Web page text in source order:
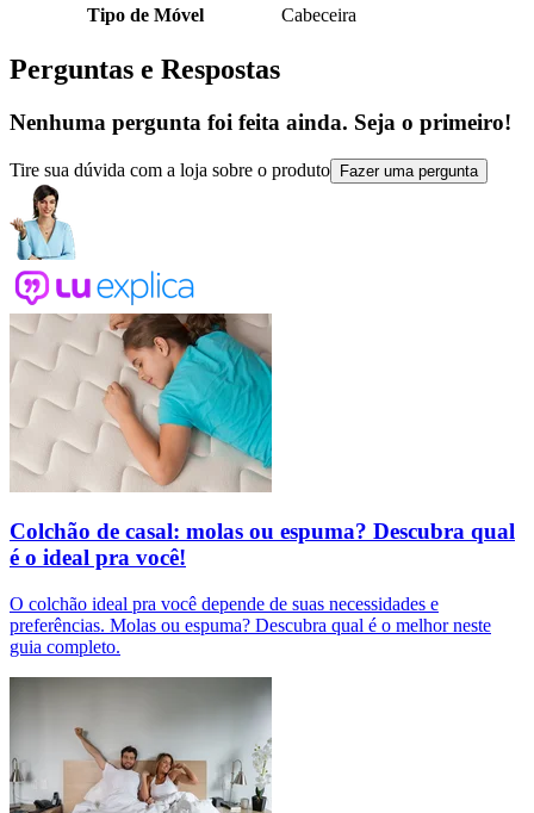
Tipo de Móvel
Cabeceira
Perguntas e Respostas
Nenhuma pergunta foi feita ainda. Seja o primeiro!
Tire sua dúvida com a loja sobre o produto Fazer uma pergunta
Colchão de casal: molas ou espuma? Descubra qual
é o ideal pra você!
O colchão ideal pra você depende de suas necessidades e
preferências. Molas ou espuma? Descubra qual é o melhor neste
guia completo.